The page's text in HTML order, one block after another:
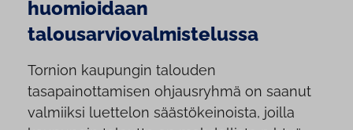
huomioidaan
talousarviovalmistelussa
Tornion kaupungin talouden
tasapainottamisen ohjausryhmä on saanut
valmiiksi luettelon säästökeinoista, joilla